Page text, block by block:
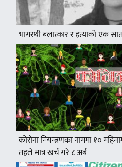
भागरथी बलात्कार र हत्याको एक
कोरोना नियन्त्रणका नाममा १०
तहले मात्र खर्च गरे ८ अर्ब